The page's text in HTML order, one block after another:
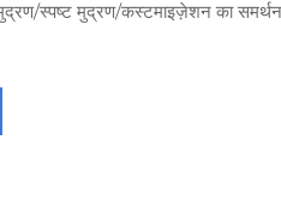
स्पष्ट मुद्रण/कस्टमाइज़ेशन का